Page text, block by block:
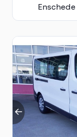
Enschede